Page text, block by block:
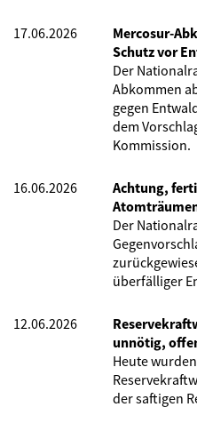
17.06.2026
Mercosur-
Schutz vor
Der
Abkommen
gegen
dem
Kommission.
16.06.2026
Achtung,
Der
überfälliger
12.06.2026
unnötig,
Heute
der saftigen